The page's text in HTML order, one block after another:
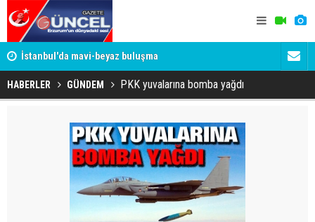
İstanbul'da mavi-beyaz buluşma
HABERLER GÜNDEM PKK yuvalarına bomba yağdı